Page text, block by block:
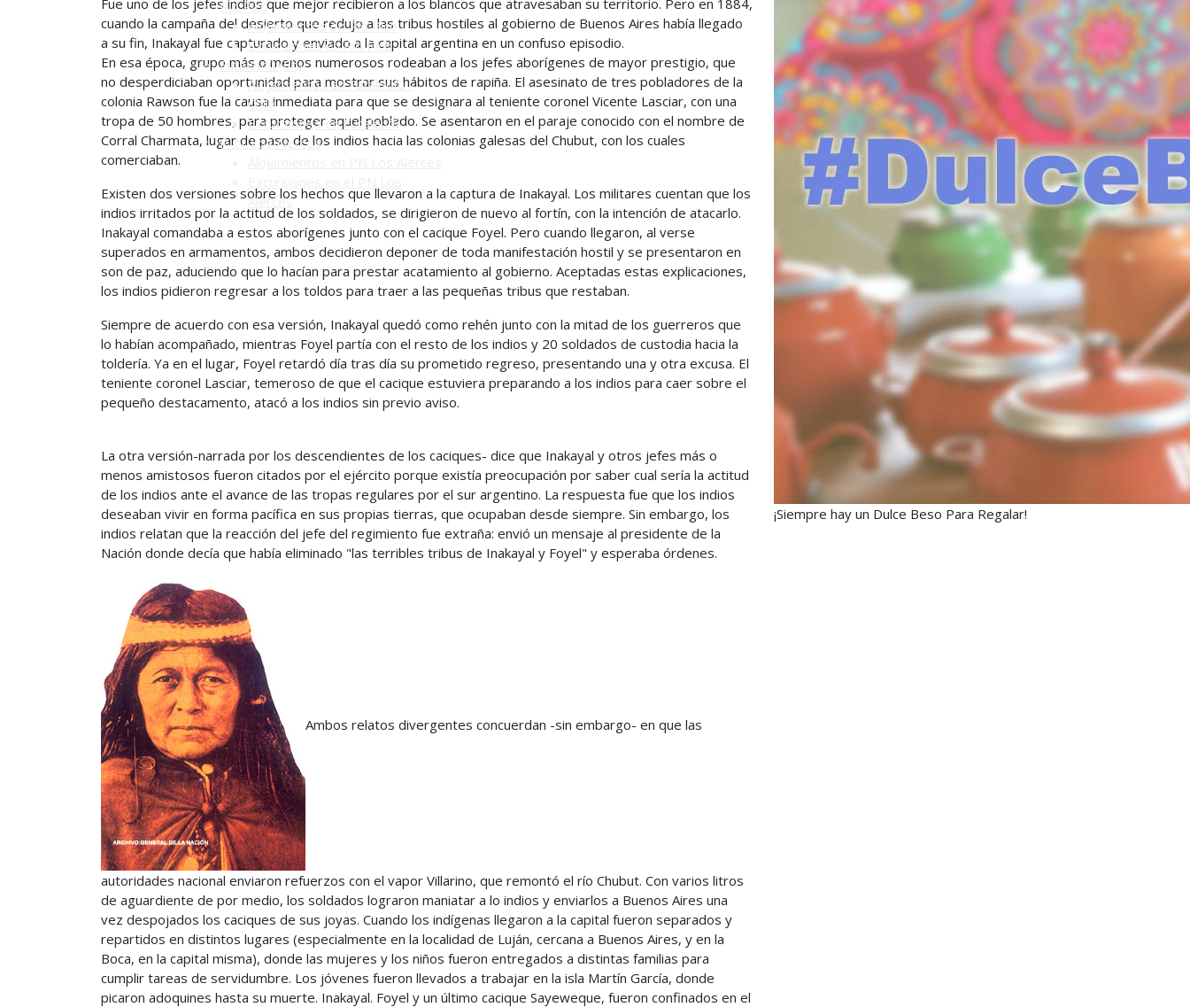
Río Pico
Alojamientos en Río Pico
Excursiones en Río Pico
Futaleufú (Ch)
Alojamientos en Futaleufú -
Chile
Excursiones en Futaleufú
P. N. Los Alerces
Alerces
Fue uno de los jefes indios que mejor recibieron a los blancos que atravesaban su territorio. Pero en 1884,
cuando la campaña del desierto que redujo a las tribus hostiles al gobierno de Buenos Aires había llegado
a su fin, Inakayal fue capturado y enviado a la capital argentina en un confuso episodio.
En esa época, grupo más o menos numerosos rodeaban a los jefes aborígenes de mayor prestigio, que
no desperdiciaban oportunidad para mostrar sus hábitos de rapiña. El asesinato de tres pobladores de la
colonia Rawson fue la causa inmediata para que se designara al teniente coronel Vicente Lasciar, con una
tropa de 50 hombres, para proteger aquel poblado. Se asentaron en el paraje conocido con el nombre de
Corral Charmata, lugar de paso de los indios hacia las colonias galesas del Chubut, con los cuales
comerciaban.
Existen dos versiones sobre los hechos que llevaron a la captura de Inakayal. Los militares cuentan que los
indios irritados por la actitud de los soldados, se dirigieron de nuevo al fortín, con la intención de atacarlo.
Inakayal comandaba a estos aborígenes junto con el cacique Foyel. Pero cuando llegaron, al verse
superados en armamentos, ambos decidieron deponer de toda manifestación hostil y se presentaron en
son de paz, aduciendo que lo hacían para prestar acatamiento al gobierno. Aceptadas estas explicaciones,
los indios pidieron regresar a los toldos para traer a las pequeñas tribus que restaban.
Siempre de acuerdo con esa versión, Inakayal quedó como rehén junto con la mitad de los guerreros que
lo habían acompañado, mientras Foyel partía con el resto de los indios y 20 soldados de custodia hacia la
toldería. Ya en el lugar, Foyel retardó día tras día su prometido regreso, presentando una y otra excusa. El
teniente coronel Lasciar, temeroso de que el cacique estuviera preparando a los indios para caer sobre el
pequeño destacamento, atacó a los indios sin previo aviso.
La otra versión-narrada por los descendientes de los caciques- dice que Inakayal y otros jefes más o
menos amistosos fueron citados por el ejército porque existía preocupación por saber cual sería la actitud
de los indios ante el avance de las tropas regulares por el sur argentino. La respuesta fue que los indios
deseaban vivir en forma pacífica en sus propias tierras, que ocupaban desde siempre. Sin embargo, los
indios relatan que la reacción del jefe del regimiento fue extraña: envió un mensaje al presidente de la
Nación donde decía que había eliminado "las terribles tribus de Inakayal y Foyel" y esperaba órdenes.
Ambos relatos divergentes concuerdan -sin embargo- en que las
autoridades nacional enviaron refuerzos con el vapor Villarino, que remontó el río Chubut. Con varios litros
de aguardiente de por medio, los soldados lograron maniatar a lo indios y enviarlos a Buenos Aires una
vez despojados los caciques de sus joyas. Cuando los indígenas llegaron a la capital fueron separados y
repartidos en distintos lugares (especialmente en la localidad de Luján, cercana a Buenos Aires, y en la
Boca, en la capital misma), donde las mujeres y los niños fueron entregados a distintas familias para
cumplir tareas de servidumbre. Los jóvenes fueron llevados a trabajar en la isla Martín García, donde
picaron adoquines hasta su muerte. Inakayal. Foyel y un último cacique Sayeweque, fueron confinados en el
¡Siempre hay un Dulce Beso Para Regalar!